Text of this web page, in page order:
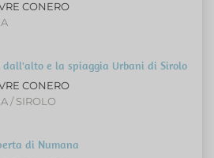
CONERO
dall'alto e la spiaggia Urbani di Sirolo
CONERO
/ SIROLO
di Numana